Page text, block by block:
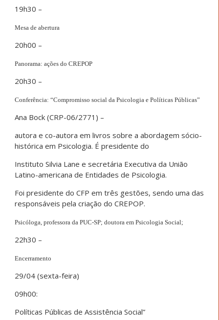
19h30 –
Mesa de abertura
20h00 –
Panorama: ações do CREPOP
20h30 –
Conferência: “Compromisso social da Psicologia e Políticas Públicas”
Ana Bock (CRP-06/2771) –
autora e co-autora em livros sobre a abordagem sócio-
histórica em Psicologia. É presidente do
Instituto Silvia Lane e secretária Executiva da União
Latino-americana de Entidades de Psicologia.
Foi presidente do CFP em três gestões, sendo uma das
responsáveis pela criação do CREPOP.
Psicóloga, professora da PUC-SP; doutora em Psicologia Social;
22h30 –
Encerramento
29/04 (sexta-feira)
09h00:
Políticas Públicas de Assistência Social”